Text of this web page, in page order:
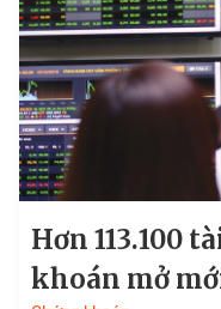
Hơn 113.100
khoán mở